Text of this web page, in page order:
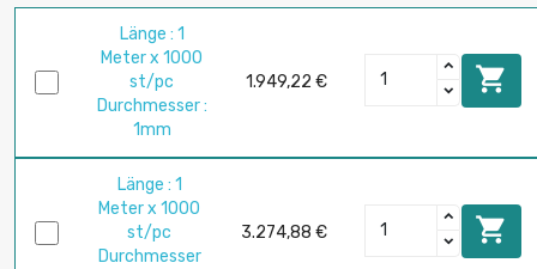
Länge : 1
Meter x 1000
st/pc
Durchmesser :
1mm
1.949,22 € 
Länge : 1
Meter x 1000
st/pc
Durchmesser
3.274,88 € 